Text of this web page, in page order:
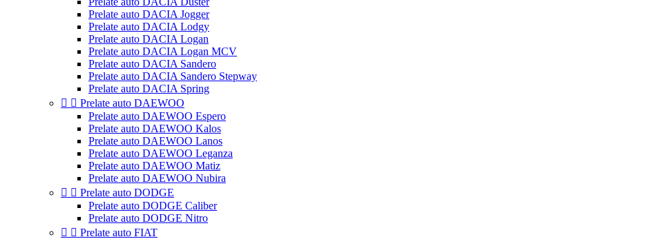
Prelate auto DACIA Jogger
Prelate auto DACIA Lodgy
Prelate auto DACIA Logan
Prelate auto DACIA Logan MCV
Prelate auto DACIA Sandero
Prelate auto DACIA Sandero Stepway
Prelate auto DACIA Spring
  Prelate auto DAEWOO
Prelate auto DAEWOO Espero
Prelate auto DAEWOO Kalos
Prelate auto DAEWOO Lanos
Prelate auto DAEWOO Leganza
Prelate auto DAEWOO Matiz
Prelate auto DAEWOO Nubira
  Prelate auto DODGE
Prelate auto DODGE Caliber
Prelate auto DODGE Nitro
  Prelate auto FIAT